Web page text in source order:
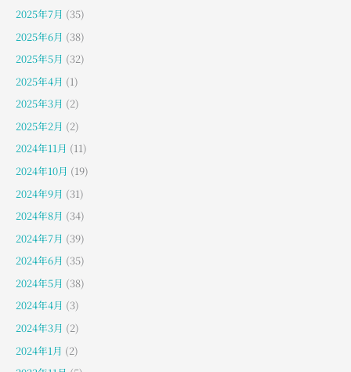
2025年7月 (35)
2025年6月 (38)
2025年5月 (32)
2025年4月 (1)
2025年3月 (2)
2025年2月 (2)
2024年11月 (11)
2024年10月 (19)
2024年9月 (31)
2024年8月 (34)
2024年7月 (39)
2024年6月 (35)
2024年5月 (38)
2024年4月 (3)
2024年3月 (2)
2024年1月 (2)